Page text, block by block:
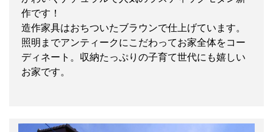
作です！
造作家具はおちついたブラウンで仕上げています。
照明までアンティークにこだわってお家全体をコー
ディネート。収納たっぷりの子育て世代にも嬉しい
お家です。